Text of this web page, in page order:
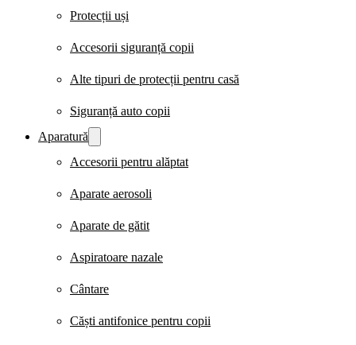
Protecții uși
Accesorii siguranță copii
Alte tipuri de protecții pentru casă
Siguranță auto copii
Aparatură
Accesorii pentru alăptat
Aparate aerosoli
Aparate de gătit
Aspiratoare nazale
Cântare
Căști antifonice pentru copii